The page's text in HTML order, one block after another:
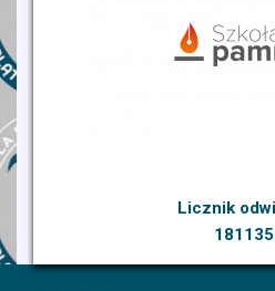
Licznik